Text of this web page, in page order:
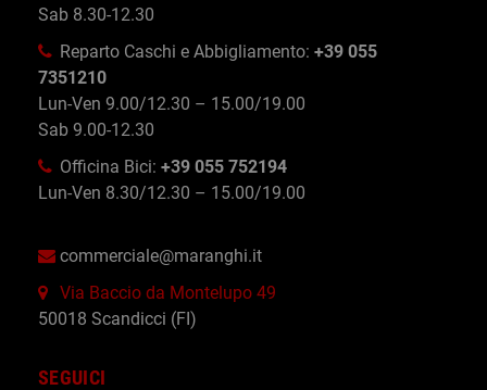
Sab 8.30-12.30
Reparto Caschi e Abbigliamento: +39 055
7351210
Lun-Ven 9.00/12.30 – 15.00/19.00
Sab 9.00-12.30
Officina Bici: +39 055 752194
Lun-Ven 8.30/12.30 – 15.00/19.00
commerciale@maranghi.it
Via Baccio da Montelupo 49
50018 Scandicci (FI)
SEGUICI